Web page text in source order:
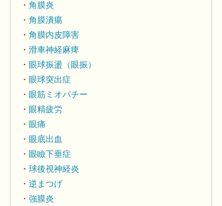
角膜炎
角膜潰瘍
角膜内皮障害
滑車神経麻痺
眼球振盪（眼振）
眼球突出症
眼筋ミオパチー
眼精疲労
眼痛
眼底出血
眼瞼下垂症
球後視神経炎
逆まつげ
強膜炎